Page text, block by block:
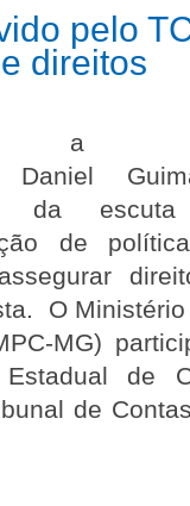
pelo
direitos
a
Daniel
da
de
O
MG)
de
de